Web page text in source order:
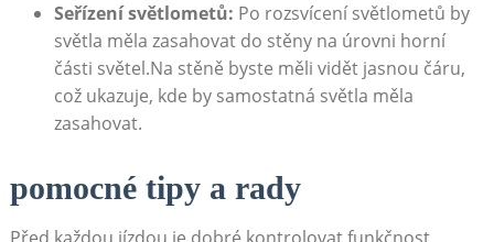
Seřízení světlometů: Po rozsvícení světlometů by
světla měla zasahovat do stěny na úrovni horní
části světel.Na stěně byste měli vidět jasnou čáru,
což ukazuje, kde by samostatná světla měla
zasahovat.
pomocné tipy a rady